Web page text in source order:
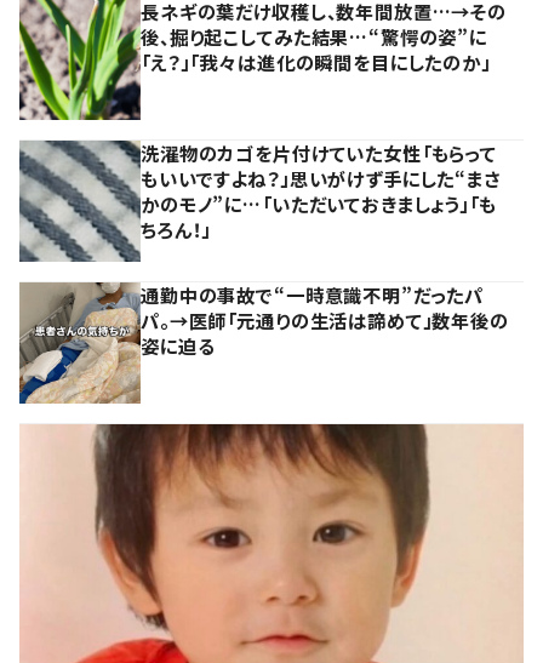
長ネギの葉だけ収穫し、数年間放置…→その
後、掘り起こしてみた結果…“驚愕の姿”に
「え？」「我々は進化の瞬間を目にしたのか」
洗濯物のカゴを片付けていた女性「もらって
もいいですよね？」思いがけず手にした“まさ
かのモノ”に…「いただいておきましょう」「も
ちろん！」
通勤中の事故で“一時意識不明”だったパ
パ。→医師「元通りの生活は諦めて」数年後の
姿に迫る